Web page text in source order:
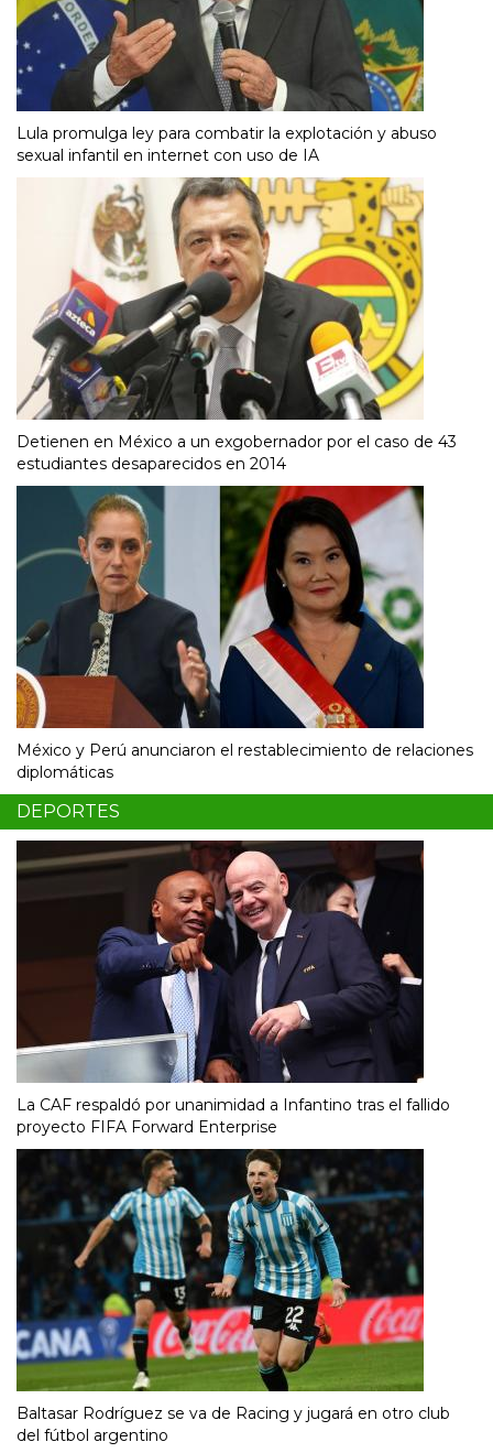
Lula promulga ley para combatir la explotación y abuso
sexual infantil en internet con uso de IA
Detienen en México a un exgobernador por el caso de 43
estudiantes desaparecidos en 2014
México y Perú anunciaron el restablecimiento de relaciones
diplomáticas
DEPORTES
La CAF respaldó por unanimidad a Infantino tras el fallido
proyecto FIFA Forward Enterprise
Baltasar Rodríguez se va de Racing y jugará en otro club
del fútbol argentino